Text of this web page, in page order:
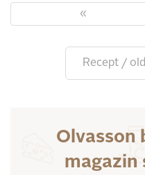
«
Recept /
Olvasson
magazin